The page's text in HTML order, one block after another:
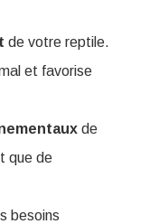
de votre reptile.
et favorise
de
que de
besoins